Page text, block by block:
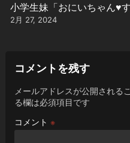
小学生妹「おにいちゃん♥️
2月 27, 2024
コメントを残す
メールアドレスが公開される
る欄は必須項目です
コメント ※